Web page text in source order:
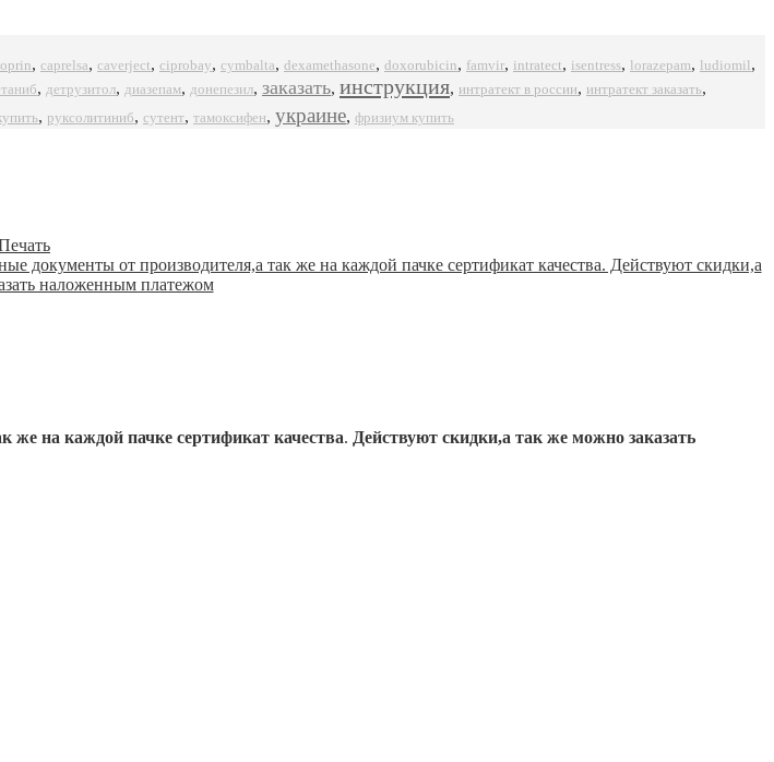
, caprelsa, caverject, ciprobay, cymbalta, dexamethasone, doxorubicin, famvir, intratect, isentress, lorazepam, ludiomil,
, детрузитол, диазепам, донепезил, заказать, инструкция, интратект в россии, интратект заказать,
, руксолитиниб, сутент, тамоксифен, украине, фризиум купить
же на каждой пачке сертификат качества. Действуют скидки,а так же можно заказать